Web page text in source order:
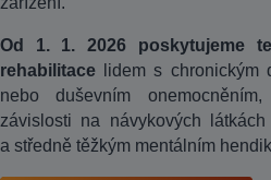
Od 1. 1. 2026 poskytujeme
rehabilitace lidem s chronickým
nebo duševním
závislosti na návykových
a středně těžkým mentálním